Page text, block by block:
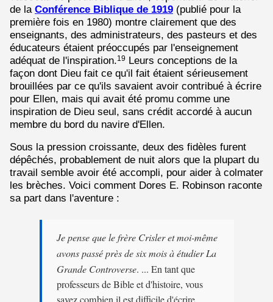
de la Conférence Biblique de 1919 (publié pour la
première fois en 1980) montre clairement que des
enseignants, des administrateurs, des pasteurs et des
éducateurs étaient préoccupés par l'enseignement
adéquat de l'inspiration.19 Leurs conceptions de la
façon dont Dieu fait ce qu'il fait étaient sérieusement
brouillées par ce qu'ils savaient avoir contribué à écrire
pour Ellen, mais qui avait été promu comme une
inspiration de Dieu seul, sans crédit accordé à aucun
membre du bord du navire d'Ellen.
Sous la pression croissante, deux des fidèles furent
dépêchés, probablement de nuit alors que la plupart du
travail semble avoir été accompli, pour aider à colmater
les brèches. Voici comment Dores E. Robinson raconte
sa part dans l'aventure :
Je pense que le frère Crisler et moi-même
avons passé près de six mois à étudier La
Grande Controverse. ... En tant que
professeurs de Bible et d'histoire, vous